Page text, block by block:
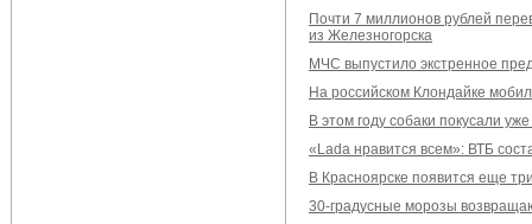
Почти 7 миллионов рублей
из Железногорска
МЧС выпустило экстренное
На российском Клондайке
В этом году собаки покусали
«Lada нравится всем»: ВТБ
В Красноярске появится еще
30-градусные морозы